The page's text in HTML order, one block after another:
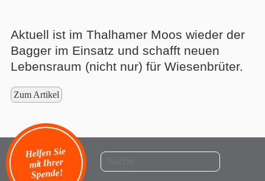
Aktuell ist im Thalhamer Moos wieder der
Bagger im Einsatz und schafft neuen
Lebensraum (nicht nur) für Wiesenbrüter.
Zum Artikel
Helfen Sie
mit Ihrer
Spende!